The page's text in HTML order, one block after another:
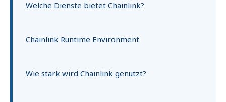
Welche Dienste bietet Chainlink?
Chainlink Runtime Environment
Wie stark wird Chainlink genutzt?